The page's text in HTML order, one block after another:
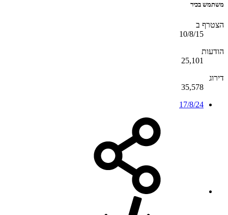
משתמש בכיר
הצטרף ב
10/8/15
הודעות
25,101
דירוג
35,578
17/8/24